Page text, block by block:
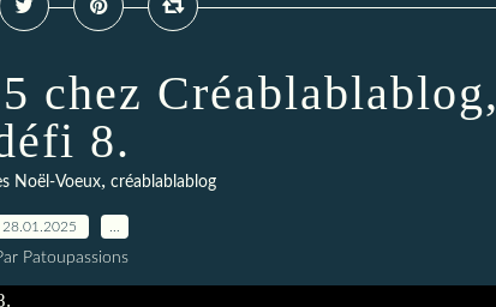
chez Créablablablog,
8.
Noël-Voeux, créablablablog
28.01.2025
Patoupassions